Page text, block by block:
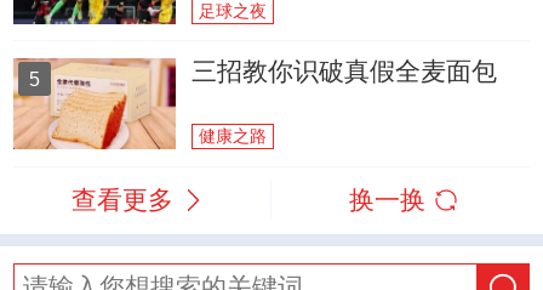
足球之夜
5 三招教你识破真假全麦面包
健康之路
查看更多 换一换